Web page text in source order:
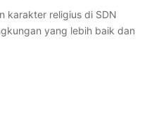
karakter religius di SDN
yang lebih baik dan